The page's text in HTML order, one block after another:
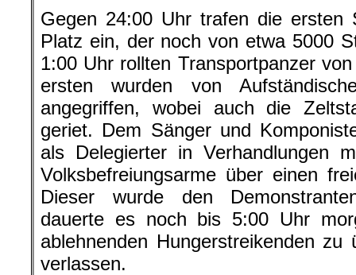
Gegen 24:00 Uhr trafen die ersten
Platz ein, der noch von etwa 5000
1:00 Uhr rollten Transportpanzer
ersten wurden von
angegriffen, wobei auch die
geriet. Dem Sänger und
als Delegierter in Verhandlungen
Volksbefreiungsarme über einen
Dieser wurde den
dauerte es noch bis 5:00 Uhr
ablehnenden Hungerstreikenden
verlassen.